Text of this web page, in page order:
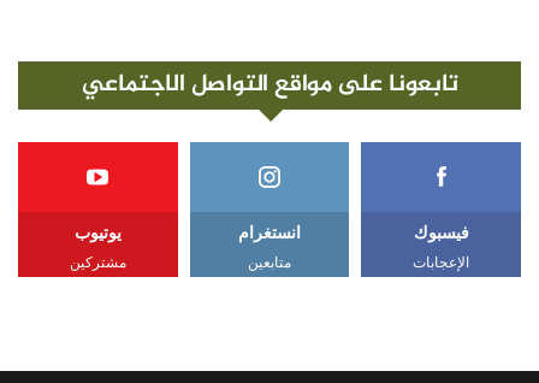
تابعونا على مواقع التواصل الاجتماعي
فيسبوك
الإعجابات
انستغرام
متابعين
يوتيوب
مشتركين